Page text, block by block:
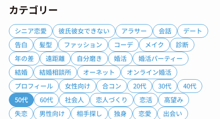
カテゴリー
シニア恋愛 彼氏彼女できない アラサー 会話
デート
告白
髪型 ファッション コーデ メイク
診断
年の差
遠距離 自分磨き 婚活
婚活パーティー
結婚
結婚相談所 オーネット
オンライン婚活
プロフィール
女性向け 合コン 20代 30代
40代
50代
60代 社会人 恋人づくり 恋活
高望み
失恋
男性向け 相手探し 独身 恋愛
出会い